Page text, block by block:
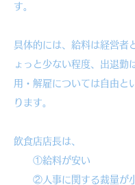
す。
具体的には、給料は経営者
ょっと少ない程度、出退勤
用・解雇については自由と
ります。
飲食店店長は、
①給料が安い
②人事に関する裁量が